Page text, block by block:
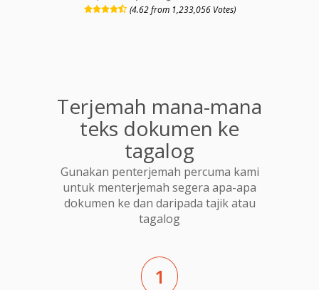
(4.62 from 1,233,056 Votes)
Terjemah mana-mana
teks dokumen ke
tagalog
Gunakan penterjemah percuma kami
untuk menterjemah segera apa-apa
dokumen ke dan daripada tajik atau
tagalog
1